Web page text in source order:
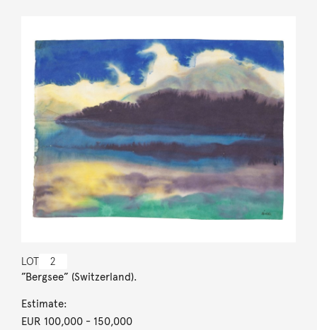
LOT 2
”Bergsee” (Switzerland).
Estimate:
EUR 100,000- 150,000